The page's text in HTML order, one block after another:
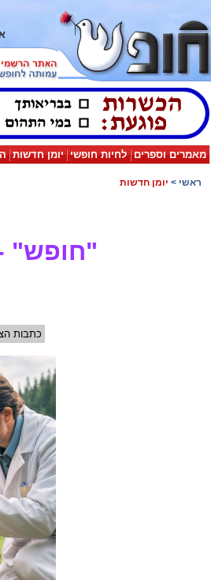
מאמרים וספרים לחיות חופשי יומן חדשות
ראשי > יומן חדשות
"חופש" -
כתבות